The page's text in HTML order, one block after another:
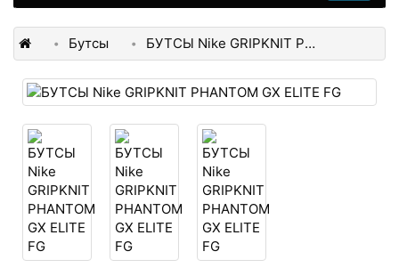
Бутсы БУТСЫ Nike GRIPKNIT PHANTOM GX ELITE FG